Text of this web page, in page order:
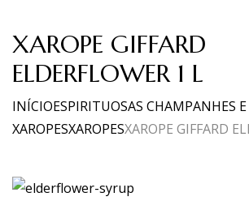
XAROPE GIFFARD
ELDERFLOWER 1 L
INÍCIOESPIRITUOSAS CHAMPANHES E
XAROPESXAROPESXAROPE GIFFARD